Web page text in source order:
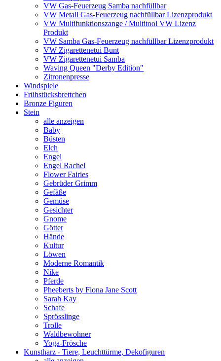
VW Gas-Feuerzeug Samba nachfüllbar
VW Metall Gas-Feuerzeug nachfüllbar Lizenzprodukt
VW Multifunktionszange / Multitool VW Lizenz
Produkt
VW Samba Gas-Feuerzeug nachfüllbar Lizenzprodukt
VW Zigarettenetui Bunt
VW Zigarettenetui Samba
Waving Queen "Derby Edition"
Zitronenpresse
Windspiele
Frühstücksbrettchen
Bronze Figuren
Stein
alle anzeigen
Baby
Büsten
Elch
Engel
Engel Rachel
Flower Fairies
Gebrüder Grimm
Gefäße
Gemüse
Gesichter
Gnome
Götter
Hände
Kultur
Löwen
Moderne Romantik
Nike
Pferde
Pheeberts by Fiona Jane Scott
Sarah Kay
Schafe
Sprösslinge
Trolle
Waldbewohner
Yoga-Frösche
Kunstharz - Tiere, Leuchttürme, Dekofiguren